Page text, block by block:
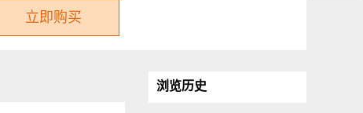
立即购买
浏览历史